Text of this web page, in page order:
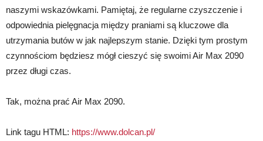
naszymi wskazówkami. Pamiętaj, że regularne czyszczenie i
odpowiednia pielęgnacja między praniami są kluczowe dla
utrzymania butów w jak najlepszym stanie. Dzięki tym prostym
czynnościom będziesz mógł cieszyć się swoimi Air Max 2090
przez długi czas.
Tak, można prać Air Max 2090.
Link tagu HTML: https://www.dolcan.pl/